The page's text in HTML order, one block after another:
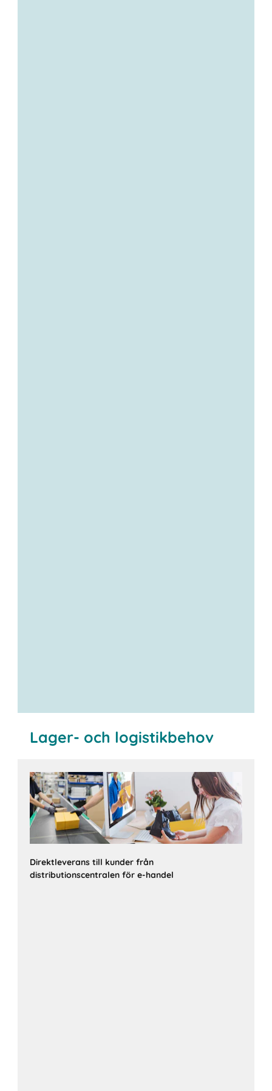
Lager- och logistikbehov
Direktleverans till kunder från
distributionscentralen för e-handel